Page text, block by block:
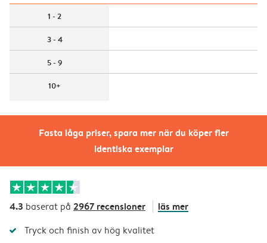
Fasta låga priser, spara mer när du köper fler
identiska exemplar
1 - 2
3 - 4
5 - 9
10+
4.3 baserat på 2967 recensioner läs mer
Tryck och finish av hög kvalitet